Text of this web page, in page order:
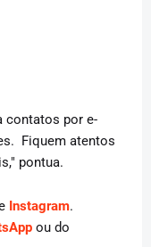
contatos por e-
Fiquem atentos
pontua.
Instagram.
ou do